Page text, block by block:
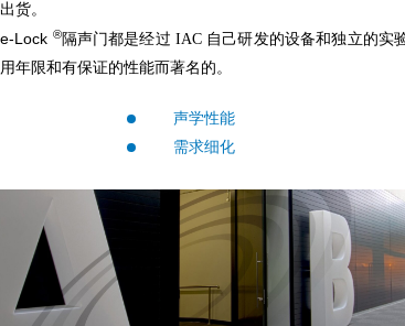
货。
Lock ®隔声门都是经过 IAC 自己研发的设备和独立的实
年限和有保证的性能而著名的。
声学性能
需求细化